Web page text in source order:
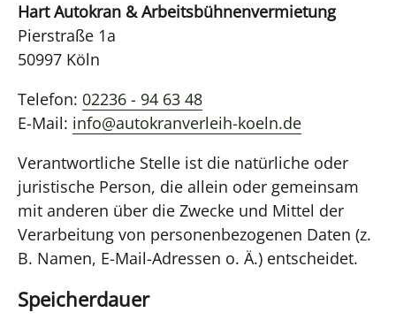
Hart Autokran & Arbeitsbühnenvermietung
Pierstraße 1a
50997 Köln
Telefon: 02236 - 94 63 48
E-Mail: info@autokranverleih-koeln.de
Verantwortliche Stelle ist die natürliche oder
juristische Person, die allein oder gemeinsam
mit anderen über die Zwecke und Mittel der
Verarbeitung von personenbezogenen Daten (z.
B. Namen, E-Mail-Adressen o. Ä.) entscheidet.
Speicherdauer